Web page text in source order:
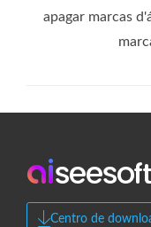
apagar marcas
Centro de